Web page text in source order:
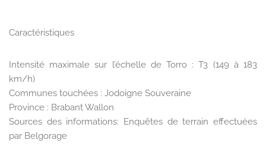
Caractéristiques
Intensité maximale sur l’échelle de Torro : T3 (149 à 183
km/h)
Communes touchées : Jodoigne Souveraine
Province : Brabant Wallon
Sources des informations: Enquêtes de terrain effectuées
par Belgorage